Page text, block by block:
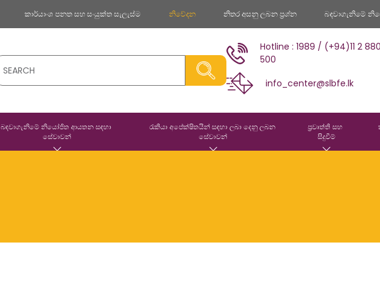
කාර්යාංශ පනත සහ සංයුක්ත සැලැස්ම නිවේදන නිතර අසනු ලබන ප්‍රශ්න බඳවාගැනිමේ
Hotline : 1989 / (+94)11 2 880
500
info_center@slbfe.lk
බඳවාගැනිමේ නියෝජිත ආයතන සඳහා
සේවාවන්
රැකියා අපේක්ෂිතයින් සඳහා ලබා දෙනු ලබන
සේවාවන්
ප්‍රවෘත්ති සහ
සිදුවීම්